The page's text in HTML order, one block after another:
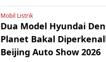
Mobil Listrik
Dua Model Hyundai
Planet Bakal
Beijing Auto Show 2026